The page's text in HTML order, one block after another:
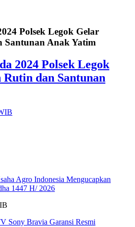
Polsek Legok Gelar
Santunan Anak Yatim
2024 Polsek Legok
dan Santunan
Agro Indonesia Mengucapkan
1447 H/ 2026
Sony Bravia Garansi Resmi